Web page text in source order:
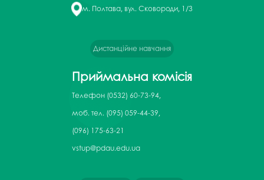
м. Полтава, вул. Сковороди, 1/3
Дистанційне навчання
Приймальна комісія
Телефон (0532) 60-73-94,
моб. тел. (095) 059-44-39,
(096) 175-63-21
vstup@pdau.edu.ua